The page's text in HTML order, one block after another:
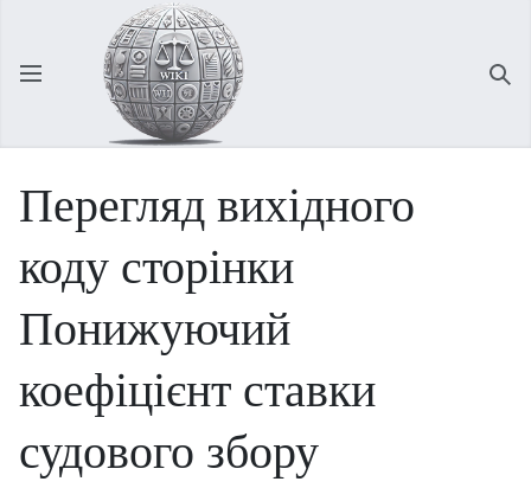
Відкрити головне меню
Перегляд вихідного
коду сторінки
Понижуючий
коефіцієнт ставки
судового збору